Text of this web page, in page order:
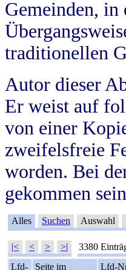
Gemeinden, in
traditionellen
Autor dieser
Er weist auf
von einer
zweifelsfreie
worden. Bei
gekommen
Alles Suchen Auswahl
|< < > >| 3380
Lfd-
Seite im
Lfd-